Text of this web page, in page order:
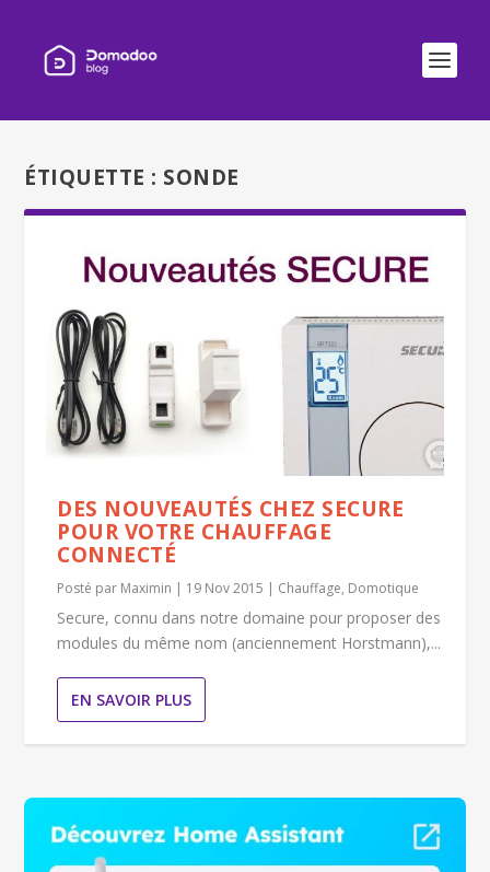
ÉTIQUETTE : SONDE
DES NOUVEAUTÉS CHEZ SECURE
POUR VOTRE CHAUFFAGE
CONNECTÉ
Posté par Maximin | 19 Nov 2015 | Chauffage, Domotique
Secure, connu dans notre domaine pour proposer des
modules du même nom (anciennement Horstmann),...
EN SAVOIR PLUS